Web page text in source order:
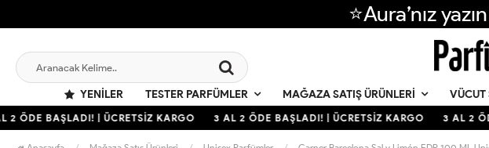
⭐Aura’nız
YENILER
TESTER PARFÜMLER MAĞAZA SATIŞ ÜRÜNLERI VÜCUT
ÖDE BAŞLADI! | ÜCRETSİZ KARGO 3 AL 2 ÖDE BAŞLADI! | ÜCRETSİZ KARGO 3 AL 2